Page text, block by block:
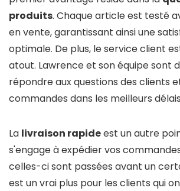
produits. Chaque article est testé
en vente, garantissant ainsi une
optimale. De plus, le service client
atout. Lawrence et son équipe sont
répondre aux questions des clients
commandes dans les meilleurs
La livraison rapideest un autre
s'engage à expédier vos
celles-ci sont passées avant un
est un vrai plus pour les clients qui